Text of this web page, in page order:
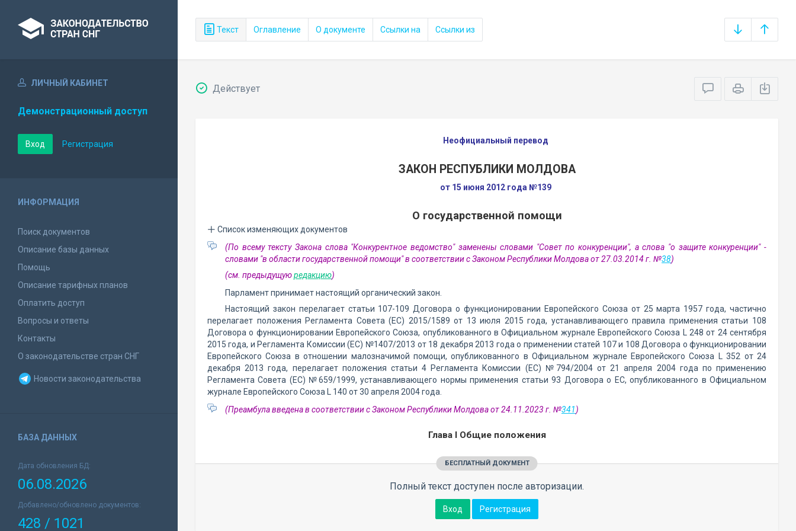
Текст Оглавление О документе Ссылки на Ссылки из
ЛИЧНЫЙ КАБИНЕТ
Демонстрационный доступ
Вход Регистрация
ИНФОРМАЦИЯ
Поиск документов
Описание базы данных
Помощь
Описание тарифных планов
Оплатить доступ
Вопросы и ответы
Контакты
О законодательстве стран СНГ
Новости законодательства
БАЗА ДАННЫХ
Дата обновления БД:
06.08.2026
Добавлено/обновлено документов:
428 / 1021
Действует
Неофициальный перевод
ЗАКОН РЕСПУБЛИКИ МОЛДОВА
от 15 июня 2012 года №139
О государственной помощи
Список изменяющих документов
(По всему тексту Закона слова "Конкурентное ведомство" заменены словами "Совет по конкуренции", а слова "о защите конкуренции" -
словами "в области государственной помощи" в соответствии с Законом Республики Молдова от 27.03.2014 г. №38)
(см. предыдущуюредакцию)
Парламент принимает настоящий органический закон.
Настоящий закон перелагает статьи 107-109 Договора о функционировании Европейского Союза от 25 марта 1957 года, частично
перелагает положения Регламента Совета (ЕС) 2015/1589 от 13 июля 2015 года, устанавливающего правила применения статьи 108
Договора о функционировании Европейского Союза, опубликованного в Официальном журнале Европейского Союза L 248 от 24 сентября
2015 года, и Регламента Комиссии (ЕС) №1407/2013 от 18 декабря 2013 года о применении статей 107 и 108 Договора о функционировании
Европейского Союза в отношении малозначимой помощи, опубликованного в Официальном журнале Европейского Союза L 352 от 24
декабря 2013 года, перелагает положения статьи 4 Регламента Комиссии (ЕС) №794/2004 от 21 апреля 2004 года по применению
Регламента Совета (ЕС) №659/1999, устанавливающего нормы применения статьи 93 Договора о ЕС, опубликованного в Официальном
журнале Европейского Союза L 140 от 30 апреля 2004 года.
(Преамбула введена в соответствии с Законом Республики Молдова от 24.11.2023 г. №341)
Глава I Общие положения
БЕСПЛАТНЫЙ ДОКУМЕНТ
Полный текст доступен после авторизации.
Вход Регистрация